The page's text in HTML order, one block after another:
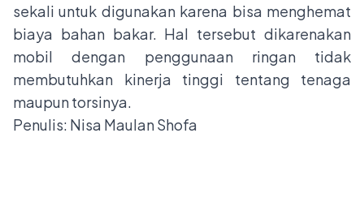
sekali untuk digunakan karena bisa menghemat
biaya bahan bakar. Hal tersebut dikarenakan
mobil dengan penggunaan ringan tidak
membutuhkan kinerja tinggi tentang tenaga
maupun torsinya.
Penulis: Nisa Maulan Shofa